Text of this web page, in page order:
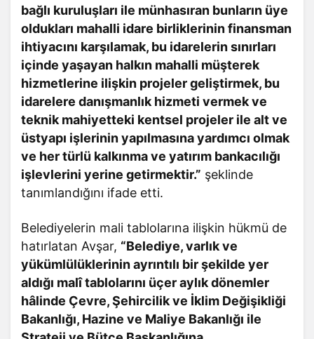
bağlı kuruluşları ile münhasıran bunların üye
oldukları mahalli idare birliklerinin finansman
ihtiyacını karşılamak, bu idarelerin sınırları
içinde yaşayan halkın mahalli müşterek
hizmetlerine ilişkin projeler geliştirmek, bu
idarelere danışmanlık hizmeti vermek ve
teknik mahiyetteki kentsel projeler ile alt ve
üstyapı işlerinin yapılmasına yardımcı olmak
ve her türlü kalkınma ve yatırım bankacılığı
işlevlerini yerine getirmektir.” şeklinde
tanımlandığını ifade etti.
Belediyelerin mali tablolarına ilişkin hükmü de
hatırlatan Avşar, “Belediye, varlık ve
yükümlülüklerinin ayrıntılı bir şekilde yer
aldığı malî tablolarını üçer aylık dönemler
hâlinde Çevre, Şehircilik ve İklim Değişikliği
Bakanlığı, Hazine ve Maliye Bakanlığı ile